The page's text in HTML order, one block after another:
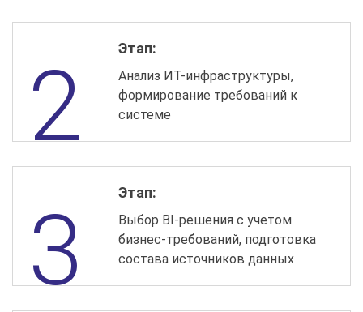
Этап:
Анализ ИТ-инфраструктуры,
формирование требований к
системе
Этап:
Выбор BI-решения с учетом
бизнес-требований, подготовка
состава источников данных